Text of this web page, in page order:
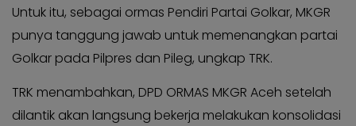
Untuk itu, sebagai ormas Pendiri Partai Golkar, MKGR
punya tanggung jawab untuk memenangkan partai
Golkar pada Pilpres dan Pileg, ungkap TRK.
TRK menambahkan, DPD ORMAS MKGR Aceh setelah
dilantik akan langsung bekerja melakukan konsolidasi